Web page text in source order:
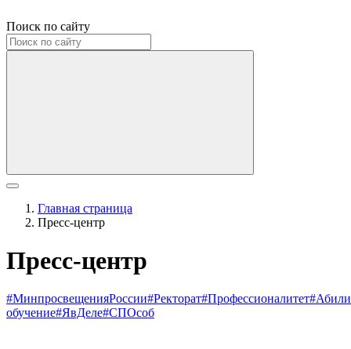
Поиск по сайту
Главная страница
Пресс-центр
Пресс-центр
#МинпросвещенияРоссии#Ректорат#Профессионалитет
обучение#ЯвДеле#СПОсоб